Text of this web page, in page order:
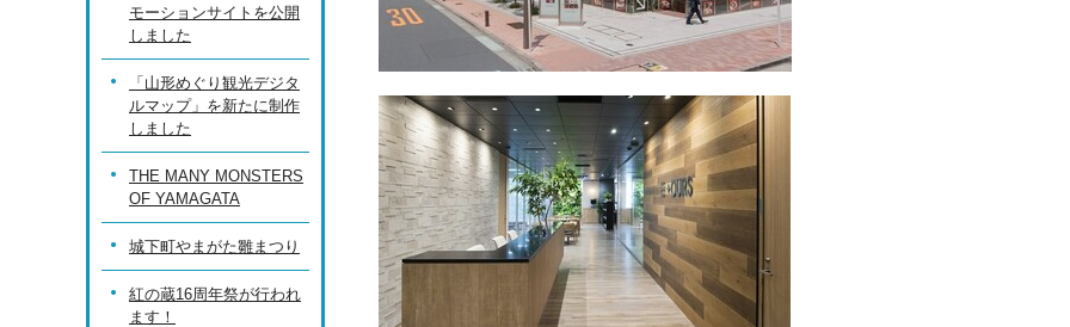
モーションサイトを公開
しました
「山形めぐり観光デジタ
ルマップ」を新たに制作
しました
THE MANY MONSTERS
OF YAMAGATA
城下町やまがた雛まつり
紅の蔵16周年祭が行われ
ます！